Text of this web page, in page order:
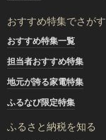
おすすめ特集でさがす
おすすめ特集一覧
担当者おすすめ特集
地元が誇る家電特集
ふるなび限定特集
ふるさと納税を知る